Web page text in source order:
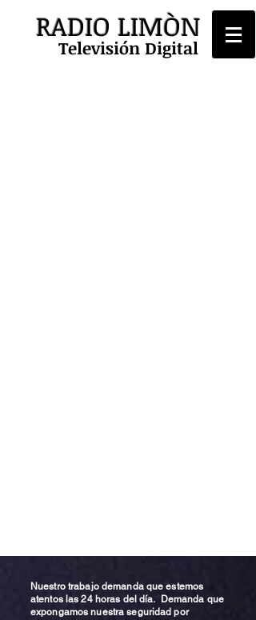
RADIO LIMÒN
Televisión Digital
Nuestro trabajo demanda que estemos
atentos las 24 horas del día. Demanda que
expongamos nuestra seguridad por